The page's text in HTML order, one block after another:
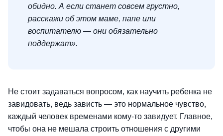
обидно. А если станет совсем грустно,
расскажи об этом маме, папе или
воспитателю — они обязательно
поддержат».
Не стоит задаваться вопросом, как научить ребенка не
завидовать, ведь зависть — это нормальное чувство,
каждый человек временами кому-то завидует. Главное,
чтобы она не мешала строить отношения с другими